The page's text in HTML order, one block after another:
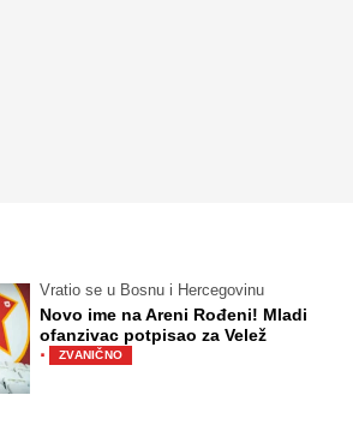
Vratio se u Bosnu i Hercegovinu
Novo ime na Areni Rođeni! Mladi
ofanzivac potpisao za Velež
· ZVANIČNO